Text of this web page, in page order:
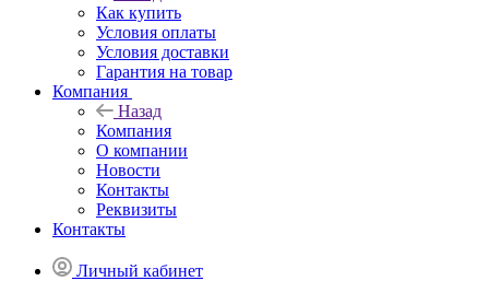
Как купить
Условия оплаты
Условия доставки
Гарантия на товар
Компания
Назад
Компания
О компании
Новости
Контакты
Реквизиты
Контакты
Личный кабинет